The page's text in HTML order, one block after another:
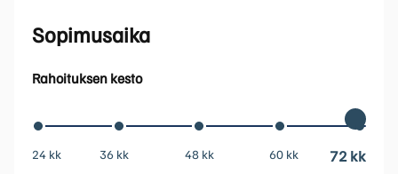
Sopimusaika
Rahoituksen kesto
24 kk 36 kk 48 kk 60 kk 72 kk